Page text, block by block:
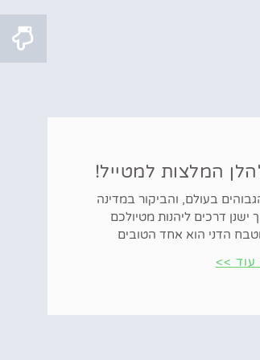
המלצות למטייל!
בעולם, והביקור במדינה
ישנן דרכים ליהנות מטיולכם
הדני הוא אחד הטובים
>>